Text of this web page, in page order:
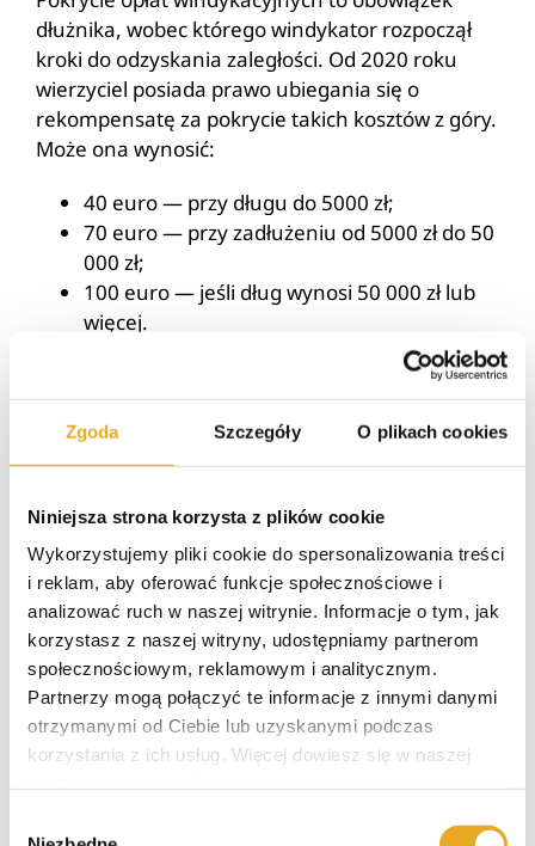
Zgoda Szczegóły O plikach cookies
Niniejsza strona korzysta z plików cookie
Wykorzystujemy pliki cookie do spersonalizowania treści
i reklam, aby oferować funkcje społecznościowe i
analizować ruch w naszej witrynie. Informacje o tym, jak
korzystasz z naszej witryny, udostępniamy partnerom
społecznościowym, reklamowym i analitycznym.
Partnerzy mogą połączyć te informacje z innymi danymi
otrzymanymi od Ciebie lub uzyskanymi podczas
korzystania z ich usług. Więcej dowiesz się w naszej
dłużnika, wobec którego windykator rozpoczął
kroki do odzyskania zaległości. Od 2020 roku
wierzyciel posiada prawo ubiegania się o
rekompensatę za pokrycie takich kosztów z góry.
Może ona wynosić:
40 euro — przy długu do 5000 zł;
70 euro — przy zadłużeniu od 5000 zł do 50
000 zł;
100 euro — jeśli dług wynosi 50 000 zł lub
więcej.
Pamiętaj!
kosztów postępowania windykacyjnego,
jeśli opłaty przewyższają równowartości
ustalone na podstawie średniego kursu
NBP.
Koszty windykacji mogą przyjmować różne
kwoty. Zwykle są uzależnione od cennika danej
wydawanych monitów. Jeśli windykacja nie